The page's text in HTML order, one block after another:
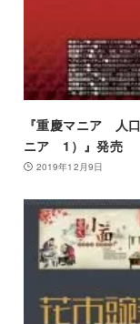
『重慶マニア 人
ニア 1）』発売
2019年12月9日